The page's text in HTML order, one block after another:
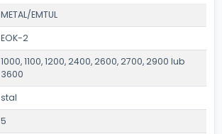
METAL/EMTUL
EOK-2
1000, 1100, 1200, 2400, 2600, 2700, 2900 lub
3600
stal
5